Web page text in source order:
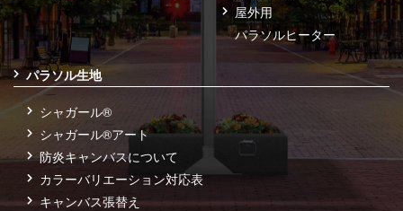
屋外用
パラソルヒーター
パラソル生地
シャガール®
シャガール®アート
防炎キャンバスについて
カラーバリエーション対応表
キャンバス張替え